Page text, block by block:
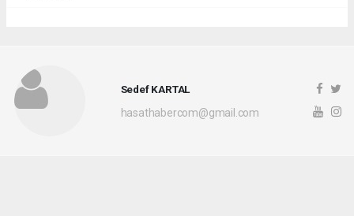
Sedef KARTAL
hasathabercom@gmail.com